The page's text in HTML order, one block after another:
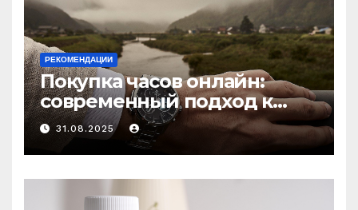
РЕКОМЕНДАЦИИ
Покупка часов онлайн:
современный подход к
выбору аксессуаров
31.08.2025